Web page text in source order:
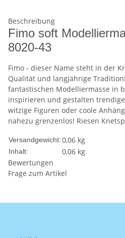
Beschreibung
Fimo soft
8020-43
Fimo - dieser Name steht in der
Qualität und langjährige
fantastischen Modelliermasse in
inspirieren und gestalten
witzige Figuren oder coole
nahezu grenzenlos! Riesen
Versandgewicht:0,06 kg
Inhalt:
0,06 kg
Bewertungen
Frage zum Artikel